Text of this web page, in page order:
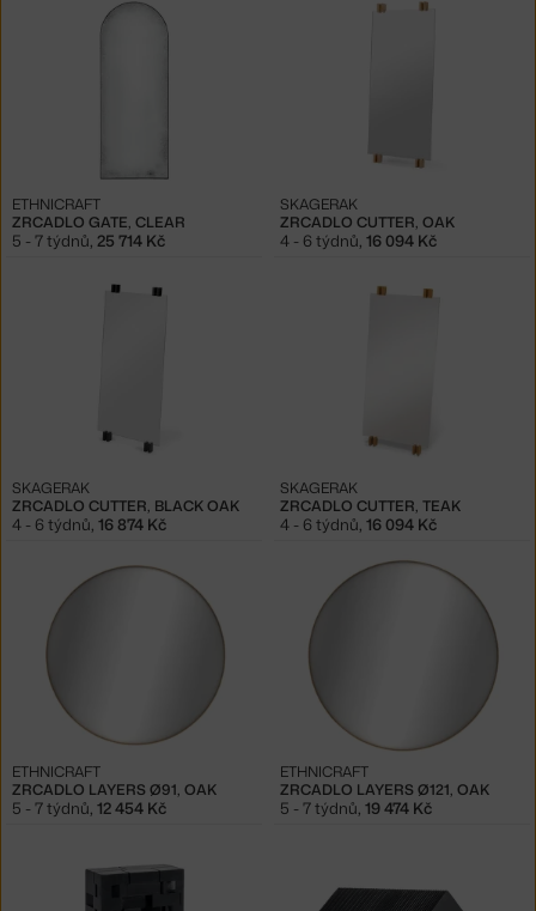
ZRCADLO GATE, CLEAR
ETHNICRAFT
5 - 7 týdnů, 25 714 Kč
ZRCADLO CUTTER, OAK
SKAGERAK
4 - 6 týdnů, 16 094 Kč
ZRCADLO CUTTER, BLACK OAK
SKAGERAK
4 - 6 týdnů, 16 874 Kč
ZRCADLO CUTTER, TEAK
SKAGERAK
4 - 6 týdnů, 16 094 Kč
ZRCADLO LAYERS Ø91, OAK
ETHNICRAFT
5 - 7 týdnů, 12 454 Kč
ZRCADLO LAYERS Ø121, OAK
ETHNICRAFT
5 - 7 týdnů, 19 474 Kč